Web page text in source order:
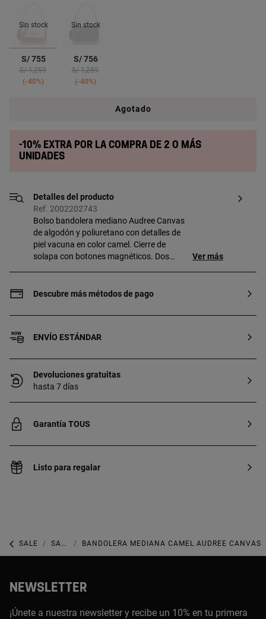
Sin stock
seleccionado
S/ 755
Price reduced from
S/ 1,259to
-40%
Sin stock
S/ 756
Price reduced from
S/ 1,259to
-40%
Agotado
-10% extra por la compra de 2 o más
unidades
Detalles del producto
Ref. 2002202743
Bolso bandolera mediano Audree Canvas
de algodón y poliuretano con detalles de
piel vacuna en color camel. Cierre de
solapa con botones magnéticos. Dos
abierto en la parte delantera y bolsillo
hombro extraíble y asa bandolera
ancho x fondo): 18 x 25 x 11 cm.
Ver más
Descubre más métodos de pago
ENVÍO ESTÁNDAR
Devoluciones gratuitas
hasta 7 días
Garantía TOUS
Listo para regalar
SALE SALE CARTERAS BANDOLERA MEDIANA CAMEL AUDREE CANVAS
NEWSLETTER
¡Únete a nuestra newsletter y recibe un 10% en tu primera